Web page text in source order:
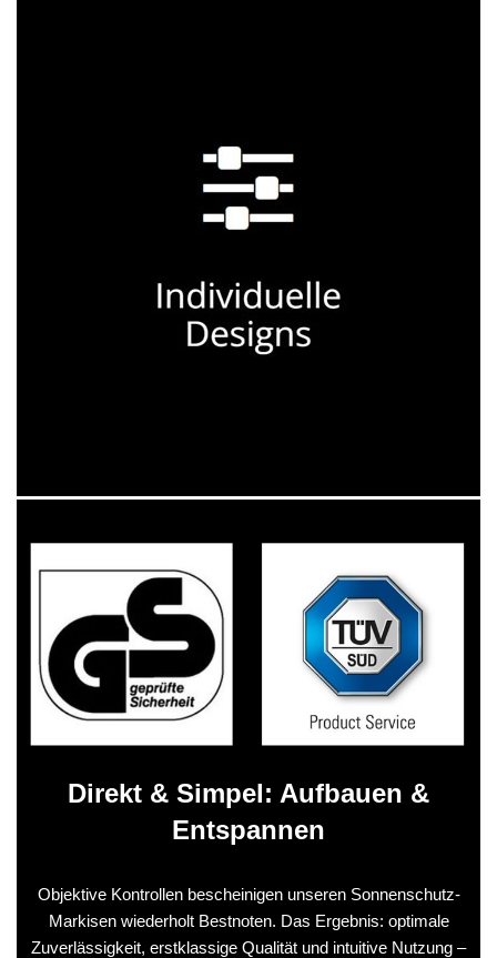
Direkt & Simpel: Aufbauen &
Entspannen
Objektive Kontrollen bescheinigen unseren Sonnenschutz-
Markisen wiederholt Bestnoten. Das Ergebnis: optimale
Zuverlässigkeit, erstklassige Qualität und intuitive Nutzung –